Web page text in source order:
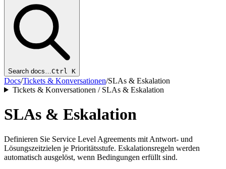
Search docs… Ctrl K
Docs/Tickets & Konversationen/SLAs & Eskalation
Tickets & Konversationen / SLAs & Eskalation
SLAs & Eskalation
Definieren Sie Service Level Agreements mit Antwort- und
Lösungszeitzielen je Prioritätsstufe. Eskalationsregeln werden
automatisch ausgelöst, wenn Bedingungen erfüllt sind.